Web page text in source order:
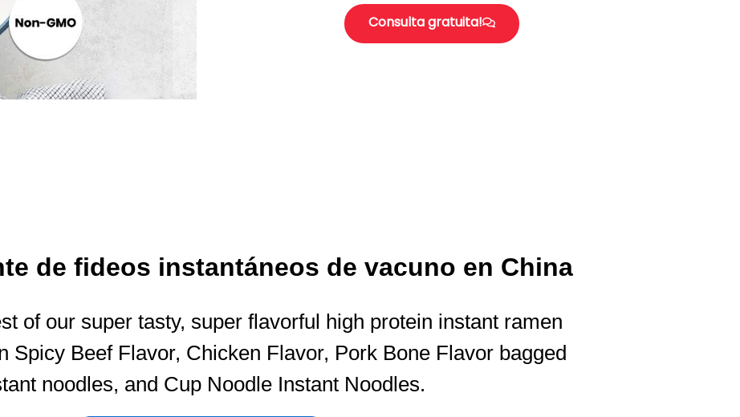
Consulta gratuita!
de fideos instantáneos de vacuno en China
of our super tasty, super flavorful high protein instant ramen
Spicy Beef Flavor, Chicken Flavor, Pork Bone Flavor bagged
noodles, and Cup Noodle Instant Noodles.